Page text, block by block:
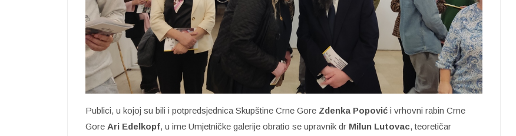
Publici, u kojoj su bili i potpredsjednica Skupštine Crne Gore Zdenka Popović i vrhovni rabin Crne
Gore Ari Edelkopf, u ime Umjetničke galerije obratio se upravnik dr Milun Lutovac, teoretičar